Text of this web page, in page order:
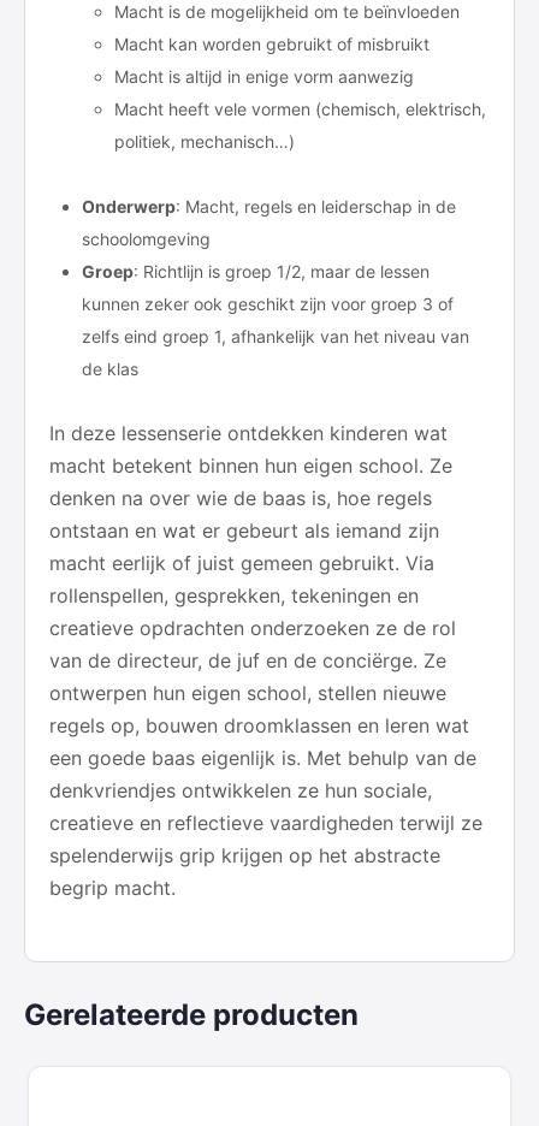
Macht is de mogelijkheid om te beïnvloeden
Macht kan worden gebruikt of misbruikt
Macht is altijd in enige vorm aanwezig
Macht heeft vele vormen (chemisch, elektrisch,
politiek, mechanisch…)
Onderwerp: Macht, regels en leiderschap in de
schoolomgeving
Groep: Richtlijn is groep 1/2, maar de lessen
kunnen zeker ook geschikt zijn voor groep 3 of
zelfs eind groep 1, afhankelijk van het niveau van
de klas
In deze lessenserie ontdekken kinderen wat
macht betekent binnen hun eigen school. Ze
denken na over wie de baas is, hoe regels
ontstaan en wat er gebeurt als iemand zijn
macht eerlijk of juist gemeen gebruikt. Via
rollenspellen, gesprekken, tekeningen en
creatieve opdrachten onderzoeken ze de rol
van de directeur, de juf en de conciërge. Ze
ontwerpen hun eigen school, stellen nieuwe
regels op, bouwen droomklassen en leren wat
een goede baas eigenlijk is. Met behulp van de
denkvriendjes ontwikkelen ze hun sociale,
creatieve en reflectieve vaardigheden terwijl ze
spelenderwijs grip krijgen op het abstracte
begrip macht.
Gerelateerde producten